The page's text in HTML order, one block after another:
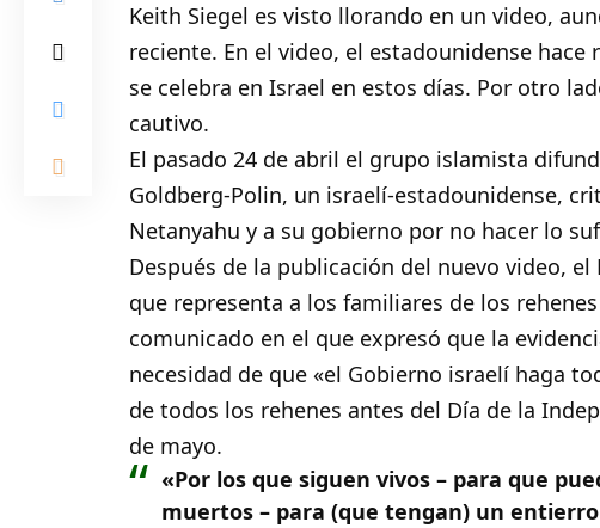
Keith Siegel es visto llorando en un video,
reciente. En el video, el estadounidense
se celebra en Israel en estos días. Por otro
cautivo.
El pasado 24 de abril el grupo islamista
Goldberg-Polin, un israelí-estadounidense,
Netanyahu y a su gobierno por no hacer lo
Después de la publicación del nuevo video, el
que representa a los familiares de los
comunicado en el que expresó que la
necesidad de que «el Gobierno israelí haga
de todos los rehenes antes del Día de la
de mayo.
«Por los que siguen vivos – para que
muertos – para (que tengan) un